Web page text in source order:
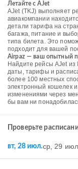
Летайте с AJet
AJet (TKJ) выполняет
авиакомпании
детали тарифа на
багажа, питание и
типа билета. Это
подходит для вашей
Airpaz — ваш опытный
Найдите рейсы AJet из
даты, тарифы и
более 100 местных
электронный кошелек
изменениями через
бы вам ни
Проверьте
вт, 28 июл.ср, 29